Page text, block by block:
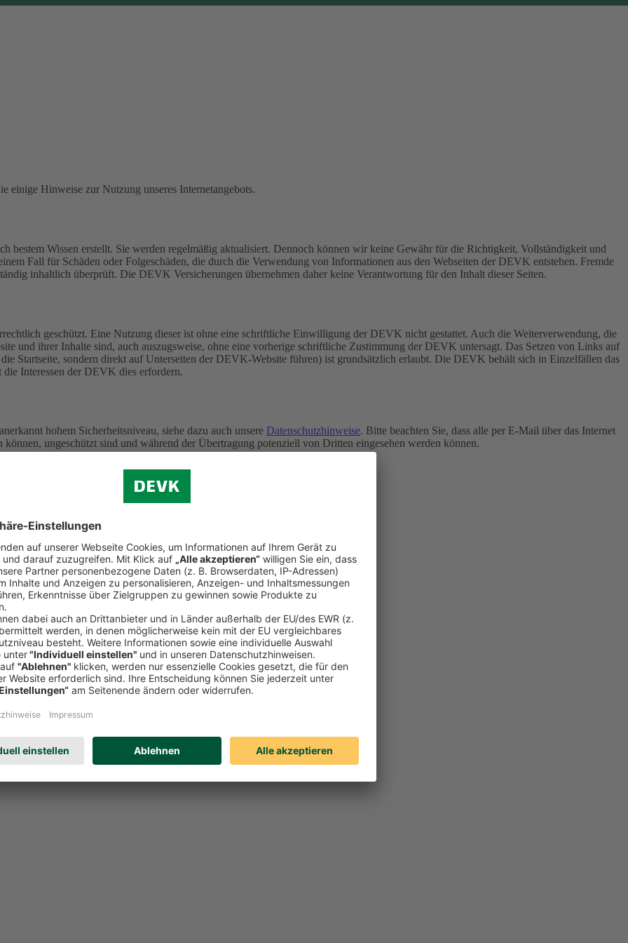
einige Hinweise zur Nutzung unseres Internetangebots.
bestem Wissen erstellt. Sie werden regelmäßig aktualisiert. Dennoch können wir keine Gewähr für die Richtigkeit, Vollständigkeit und
Fall für Schäden oder Folgeschäden, die durch die Verwendung von Informationen aus den Webseiten der DEVK entstehen. Fremde
inhaltlich überprüft. Die DEVK Versicherungen übernehmen daher keine Verantwortung für den Inhalt dieser Seiten.
geschützt. Eine Nutzung dieser ist ohne eine schriftliche Einwilligung der DEVK nicht gestattet. Auch die Weiterverwendung, die
und ihrer Inhalte sind, auch auszugsweise, ohne eine vorherige schriftliche Zustimmung der DEVK untersagt. Das Setzen von Links auf
Startseite, sondern direkt auf Unterseiten der DEVK-Website führen) ist grundsätzlich erlaubt. Die DEVK behält sich in Einzelfällen das
Interessen der DEVK dies erfordern.
hohem Sicherheitsniveau, siehe dazu auch unsere Datenschutzhinweise. Bitte beachten Sie, dass alle per E-Mail über das Internet
ungeschützt sind und während der Übertragung potenziell von Dritten eingesehen werden können.